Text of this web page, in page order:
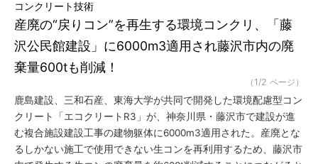
産廃の“戻りコン”を再生する環境コンクリ、「藤
沢公民館建設」に6000m3適用され藤沢市内の廃
棄量600tも削減！
コンクリート技術
（1/2 ページ）
鹿島建設、三和石産、東海大学が共同で開発した環境配慮型コン
クリート「エコクリートR3」が、神奈川県・藤沢市で建設が進
む複合施設建設工事の建物躯体に6000m3適用された。産廃とな
るしかない施工で使用できない生コンを再利用するため、藤沢市